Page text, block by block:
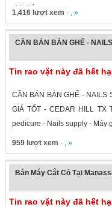
chi phí...
1,416 lượt xem · , »
CẦN BÁN BÀN GHẾ -
Tin rao vặt này đã hết
CẦN BÁN BÀN GHẾ - NAILS
GIÁ TỐT - CEDAR HILL
pedicure - Nails supply - Máy
959 lượt xem · , »
Bán Máy Cắt Cỏ Tại
Tin rao vặt này đã hết